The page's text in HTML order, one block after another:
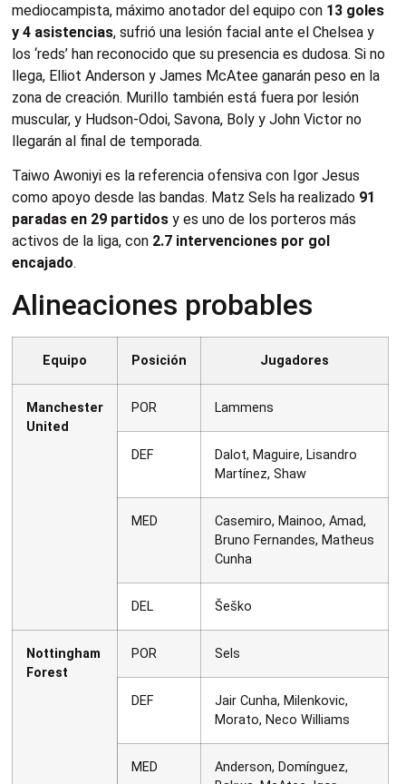
mediocampista, máximo anotador del equipo con 13 goles
y 4 asistencias, sufrió una lesión facial ante el Chelsea y
los ‘reds’ han reconocido que su presencia es dudosa. Si no
llega, Elliot Anderson y James McAtee ganarán peso en la
zona de creación. Murillo también está fuera por lesión
muscular, y Hudson-Odoi, Savona, Boly y John Victor no
llegarán al final de temporada.
Taiwo Awoniyi es la referencia ofensiva con Igor Jesus
como apoyo desde las bandas. Matz Sels ha realizado 91
paradas en 29 partidos y es uno de los porteros más
activos de la liga, con 2.7 intervenciones por gol
encajado.
Alineaciones probables
Equipo Posición Jugadores
Manchester
United
POR Lammens
DEF
Dalot, Maguire, Lisandro
Martínez, Shaw
MED
Casemiro, Mainoo, Amad,
Bruno Fernandes, Matheus
Cunha
DEL Šeško
Nottingham
Forest
POR Sels
DEF
Jair Cunha, Milenkovic,
Morato, Neco Williams
MED
Anderson, Domínguez,